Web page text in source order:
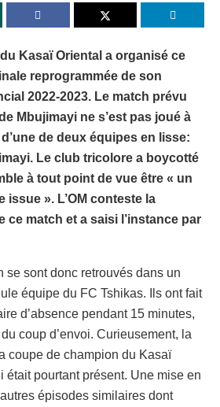
Kasaï Oriental a organisé ce
reprogrammée de son
2022-2023. Le match prévu
Mbujimayi ne s’est pas joué à
de deux équipes en lisse:
Le club tricolore a boycotté
à tout point de vue être « un
issue ». L’OM conteste la
ce match et a saisi l’instance par
se sont donc retrouvés dans un
équipe du FC Tshikas. Ils ont fait
d’absence pendant 15 minutes,
coup d’envoi. Curieusement, la
coupe de champion du Kasaï
était pourtant présent. Une mise en
épisodes similaires dont